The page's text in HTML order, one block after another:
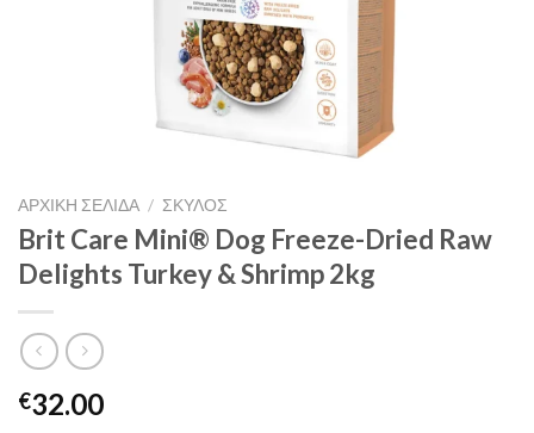
ΑΡΧΙΚΉ ΣΕΛΊΔΑ / ΣΚΥΛΟΣ
Brit Care Mini® Dog Freeze-Dried Raw
Delights Turkey & Shrimp 2kg
€32.00